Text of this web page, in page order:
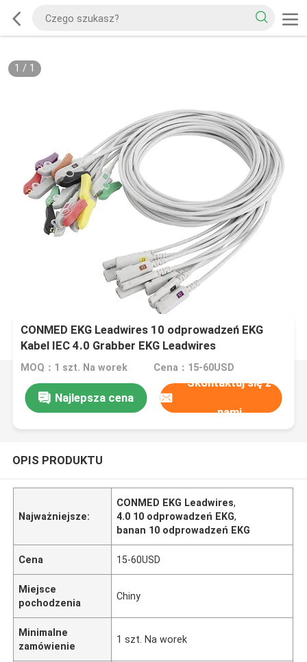
1 / 1
CONMED EKG Leadwires 10 odprowadzeń EKG
Kabel IEC 4.0 Grabber EKG Leadwires
MOQ：1 szt. Na worek Cena：15-60USD
Najlepsza cena
Skontaktuj się z
nami
OPIS PRODUKTU
Najważniejsze:
CONMED EKG Leadwires,
4.0 10 odprowadzeń EKG,
banan 10 odprowadzeń EKG
Cena 15-60USD
Miejsce
pochodzenia
Chiny
Minimalne
zamówienie
1 szt. Na worek